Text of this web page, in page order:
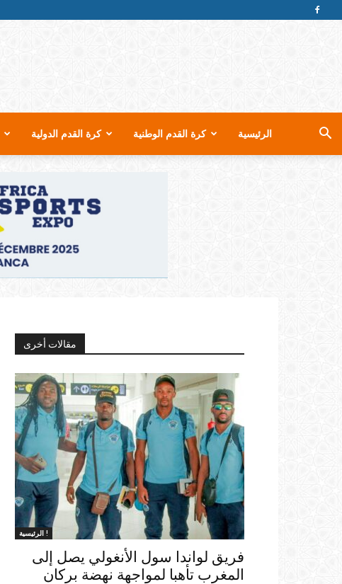
كرة القدم الدولية كرة القدم الوطنية الرئيسية
مقالات أخرى
الرئيسية !
فريق لواندا سول الأنغولي يصل إلى
المغرب تأهبا لمواجهة نهضة بركان